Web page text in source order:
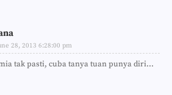
28, 2013 6:28:00 pm
tak pasti, cuba tanya tuan punya diri...